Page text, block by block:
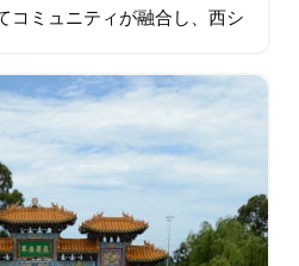
コミュニティが融合し、西シ